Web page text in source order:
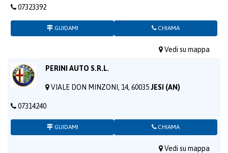
07323392
GUIDAMI CHIAMA
Vedi su mappa
PERINI AUTO S.R.L.
VIALE DON MINZONI, 14, 60035JESI (AN)
07314240
GUIDAMI CHIAMA
Vedi su mappa